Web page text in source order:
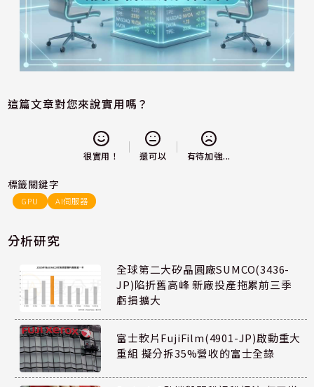
這篇文章對您來說實用嗎？
很實用！ 還可以 有待加強...
標籤關鍵字
GPU AI伺服器
分析研究
全球第二大矽晶圓廠SUMCO(3436-
JP)陷折舊高峰 新廠投產拖累前三季
虧損擴大
富士軟片FujiFilm(4901-JP)啟動重大
重組 擬分拆35%營收的富士全錄